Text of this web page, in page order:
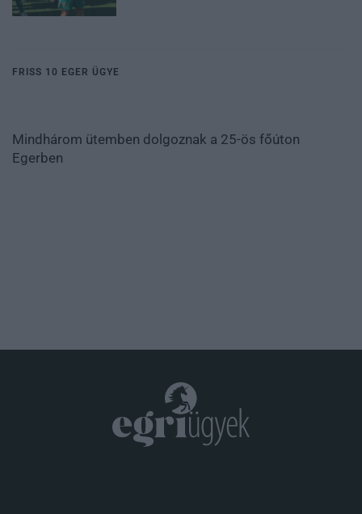
FRISS 10 EGER ÜGYE
Mindhárom ütemben dolgoznak a 25-ös főúton
Egerben